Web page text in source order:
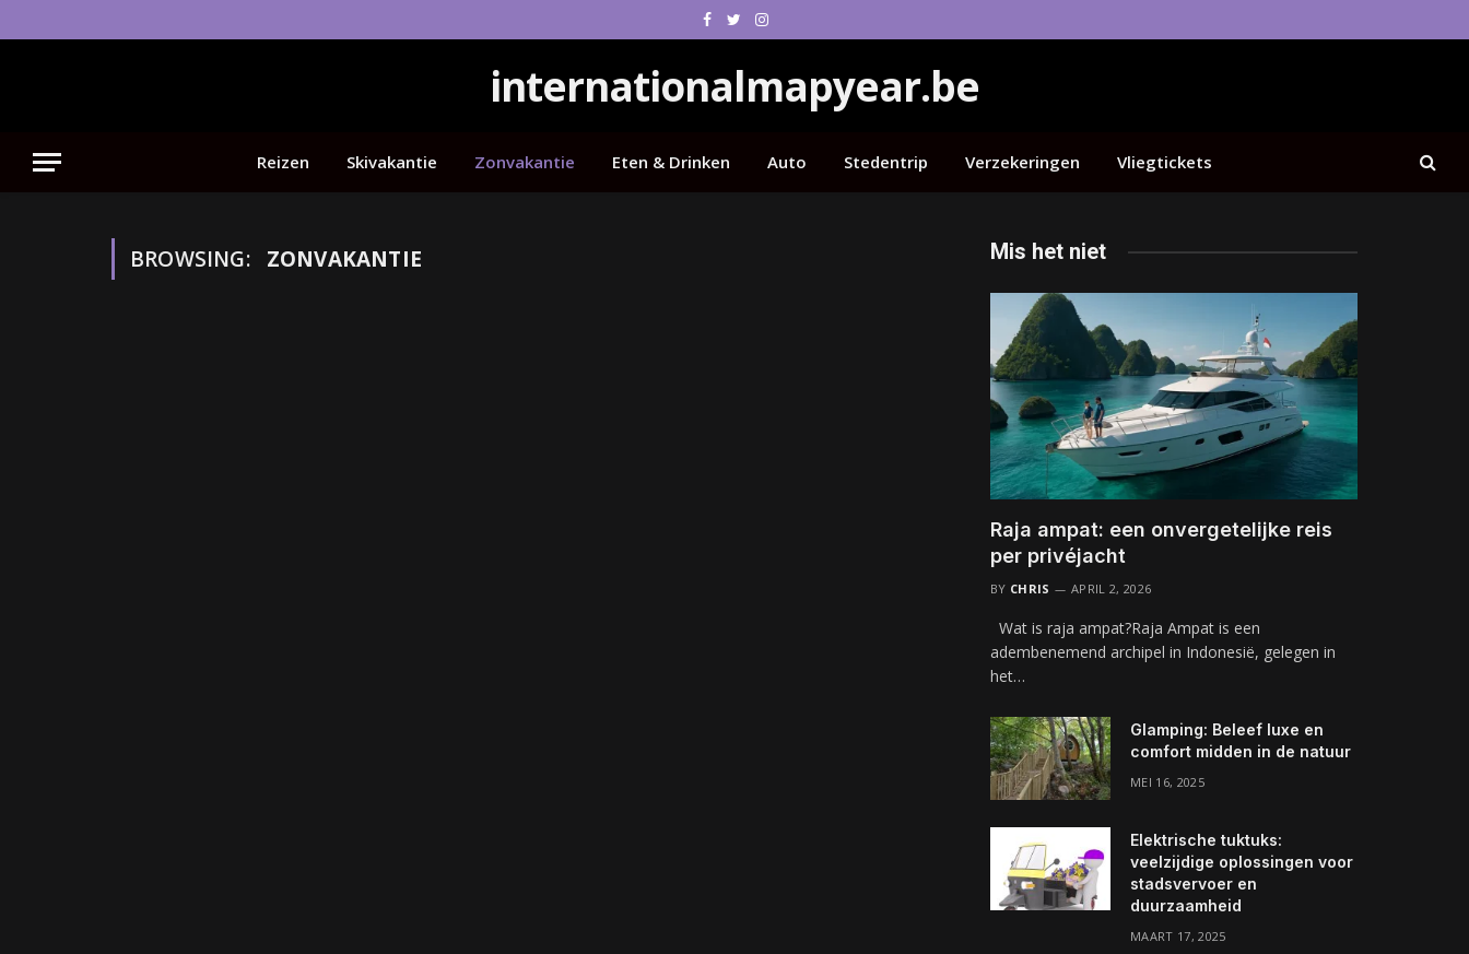
Facebook
TwitterInstagram
internationalmapyear.be
Reizen Skivakantie Zonvakantie Eten & Drinken Auto Stedentrip Verzekeringen Vliegtickets
BROWSING: ZONVAKANTIE Mis het niet
Raja ampat: een onvergetelijke reis
per privéjacht
BY CHRIS APRIL 2, 2026
Wat is raja ampat?Raja Ampat is een
adembenemend archipel in Indonesië, gelegen in
het…
Glamping: Beleef luxe en
comfort midden in de natuur
MEI 16, 2025
Elektrische tuktuks:
veelzijdige oplossingen voor
stadsvervoer en
duurzaamheid
MAART 17, 2025